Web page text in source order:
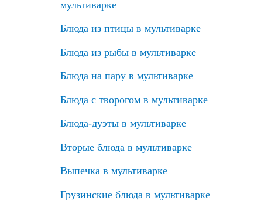
мультиварке
Блюда из птицы в мультиварке
Блюда из рыбы в мультиварке
Блюда на пару в мультиварке
Блюда с творогом в мультиварке
Блюда-дуэты в мультиварке
Вторые блюда в мультиварке
Выпечка в мультиварке
Грузинские блюда в мультиварке